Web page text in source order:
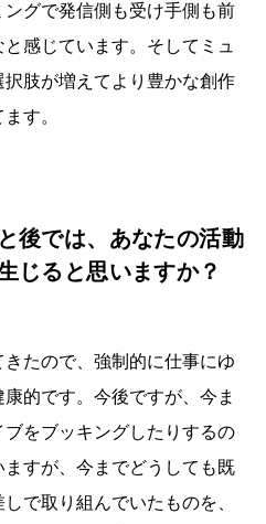
グで発信側も受け手側も前
感じています。そしてミュ
肢が増えてより豊かな創作
す。
後では、あなたの活動
じると思いますか？
たので、強制的に仕事にゆ
的です。今後ですが、今ま
をブッキングしたりするの
すが、今までどうしても既
で取り組んでいたものを、